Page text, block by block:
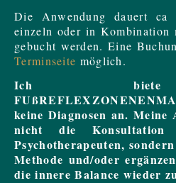
Die Anwendung dauert
einzeln oder in Kombination
gebucht werden. Eine
Terminseite möglich.
Ich biete
keine Diagnosen an. Meine
nicht die
Psychotherapeuten,
Methode und/oder
die innere Balance wieder